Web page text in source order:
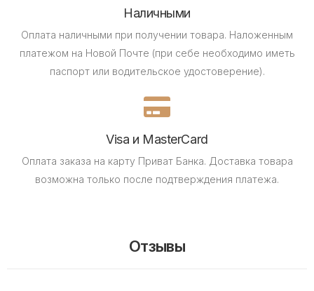
Наличными
Оплата наличными при получении товара. Наложенным
платежом на Новой Почте (при себе необходимо иметь
паспорт или водительское удостоверение).
Visa и MasterCard
Оплата заказа на карту Приват Банка. Доставка товара
возможна только после подтверждения платежа.
Отзывы